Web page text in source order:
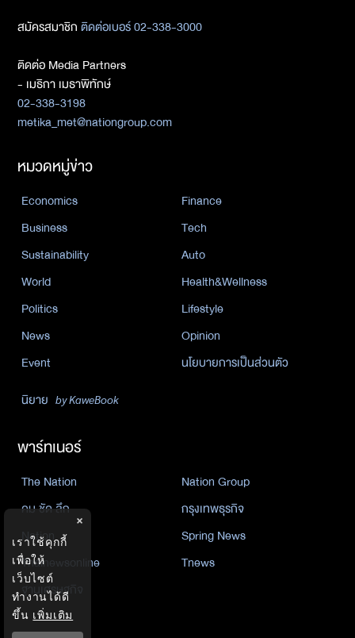
สมัครสมาชิกติดต่อเบอร์ 02-338-3000
ติดต่อ Media Partners
- เมธิกา เมธาพิทักษ์
02-338-3198
metika_met@nationgroup.com
หมวดหมู่ข่าว
Economics
Finance
Business
Tech
Sustainability
Auto
World
Health&Wellness
Politics
Lifestyle
News
Opinion
Event
นโยบายการเป็นส่วนตัว
นิยาย by KaweBook
พาร์ทเนอร์
The Nation
Nation Group
คม ชัด ลึก
กรุงเทพธุรกิจ
Nation
Spring News
Thainewsonline
Tnews
ฐานเศรษฐกิจ
×
เราใช้คุกกี้
เพื่อให้
เว็บไซต์
ทำงานได้ดี
ขึ้น เพิ่มเติม